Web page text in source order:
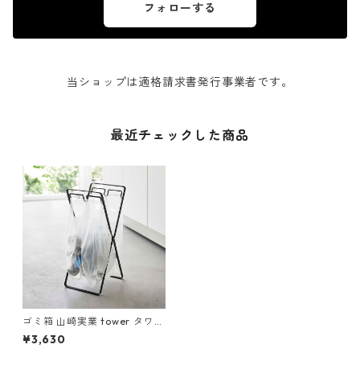
フォローする
当ショップは適格請求書発行事業者です。
最近チェックした商品
ゴミ箱 山崎実業 tower タワー
レジ袋2連＆30Lゴミ袋スタン
ド ブラック
¥3,630